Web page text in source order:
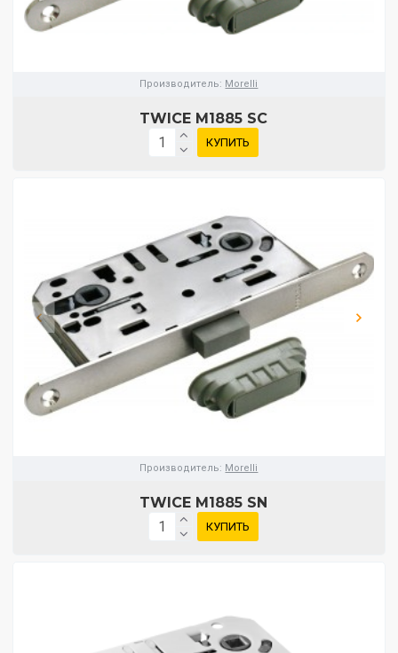
Производитель: Morelli
TWICE M1885 SC
КУПИТЬ
Производитель: Morelli
TWICE M1885 SN
КУПИТЬ